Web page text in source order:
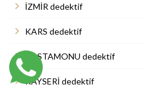
İZMİR dedektif
KARS dedektif
KASTAMONU dedektif
KAYSERİ dedektif